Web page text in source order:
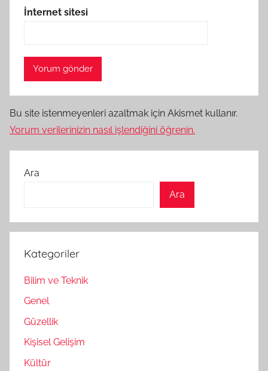
İnternet sitesi
Bu site istenmeyenleri azaltmak için Akismet kullanır.
Yorum verilerinizin nasıl işlendiğini öğrenin.
Ara
Ara
Kategoriler
Bilim ve Teknik
Genel
Güzellik
Kişisel Gelişim
Kültür